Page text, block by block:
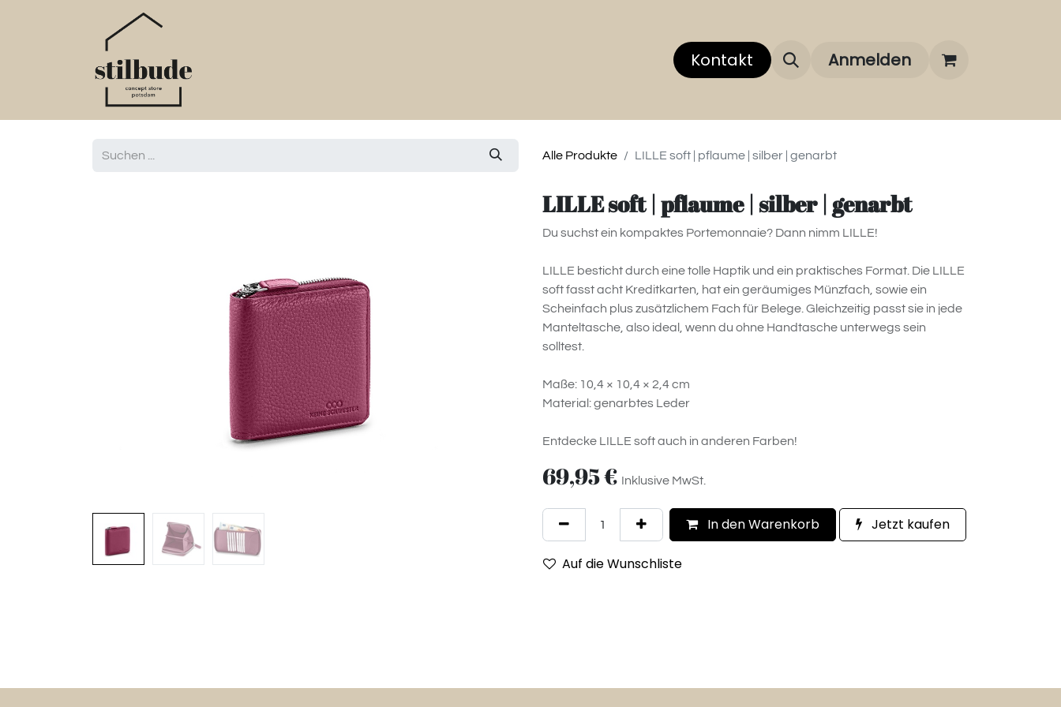
Über uns Über unsere Marken FAQ
Kontakt Anmelden
Alle Produkte LILLE soft | pflaume | silber | genarbt
LILLE soft | pflaume | silber | genarbt
Du suchst ein kompaktes Portemonnaie? Dann nimm LILLE!
LILLE besticht durch eine tolle Haptik und ein praktisches Format. Die LILLE
soft fasst acht Kreditkarten, hat ein geräumiges Münzfach, sowie ein
Scheinfach plus zusätzlichem Fach für Belege. Gleichzeitig passt sie in jede
Manteltasche, also ideal, wenn du ohne Handtasche unterwegs sein
solltest.
Maße: 10,4 × 10,4 × 2,4 cm
Material: genarbtes Leder
Entdecke LILLE soft auch in anderen Farben!
69,95€ Inklusive MwSt.
In den Warenkorb Jetzt kaufen
Auf die Wunschliste